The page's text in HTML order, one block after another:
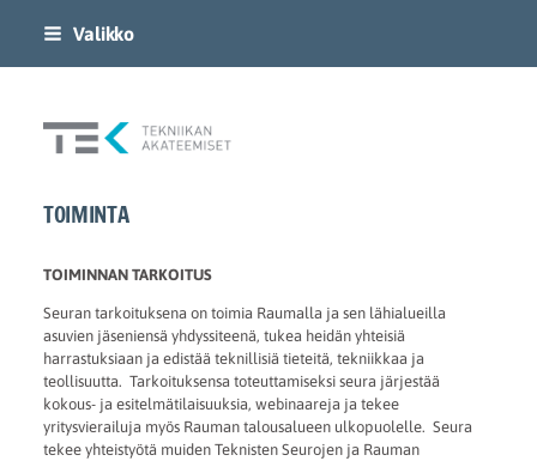
Siirry
sivun
sisältöön
Valikko
Rauman Teknillinen Seura
TOIMINTA
TOIMINNAN TARKOITUS
Seuran tarkoituksena on toimia Raumalla ja sen lähialueilla
asuvien jäseniensä yhdyssiteenä, tukea heidän yhteisiä
harrastuksiaan ja edistää teknillisiä tieteitä, tekniikkaa ja
teollisuutta. Tarkoituksensa toteuttamiseksi seura järjestää
kokous- ja esitelmätilaisuuksia, webinaareja ja tekee
yritysvierailuja myös Rauman talousalueen ulkopuolelle. Seura
tekee yhteistyötä muiden Teknisten Seurojen ja Rauman